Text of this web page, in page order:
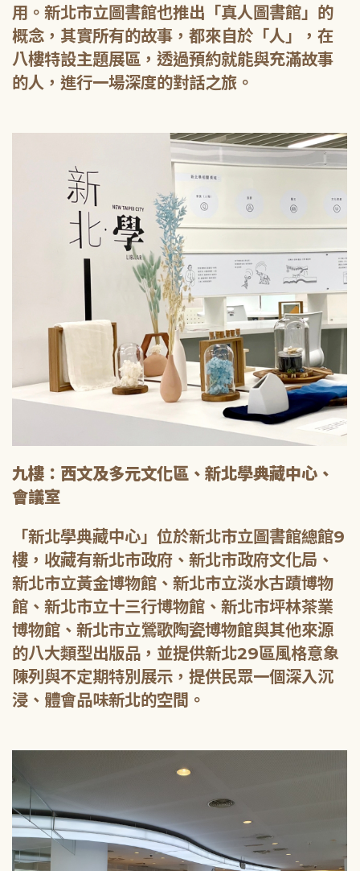
用。新北市立圖書館也推出「真人圖書館」的
概念，其實所有的故事，都來自於「人」，在
八樓特設主題展區，透過預約就能與充滿故事
的人，進行一場深度的對話之旅。
九樓：西文及多元文化區、新北學典藏中心、
會議室
「新北學典藏中心」位於新北市立圖書館總館9
樓，收藏有新北市政府、新北市政府文化局、
新北市立黃金博物館、新北市立淡水古蹟博物
館、新北市立十三行博物館、新北市坪林茶業
博物館、新北市立鶯歌陶瓷博物館與其他來源
的八大類型出版品，並提供新北29區風格意象
陳列與不定期特別展示，提供民眾一個深入沉
浸、體會品味新北的空間。